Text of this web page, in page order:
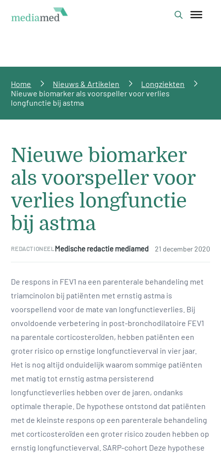
Home Nieuws & Artikelen
Longziekten
Nieuwe biomarker als voorspeller voor verlies
longfunctie bij astma
Nieuwe biomarker
als voorspeller voor
verlies longfunctie
bij astma
REDACTIONEEL Medische redactie mediamed 21 december 2020
De respons in FEV1 na een parenterale behandeling met
triamcinolon bij patiënten met ernstig astma is
voorspellend voor de mate van longfunctieverlies. Bij
onvoldoende verbetering in post-bronchodilatoire FEV1
na parentale corticosteroïden, hebben patiënten een
groter risico op ernstige longfunctieverval in vier jaar.
Het is nog altijd onduidelijk waarom sommige patiënten
met matig tot ernstig astma persisterend
longfunctieverlies hebben over de jaren, ondanks
optimale therapie. De hypothese ontstond dat patiënten
met de kleinste respons op een parenterale behandeling
met corticosteroïden een groter risico zouden hebben op
ernstig longfunctieverval. SARP-cohort Deze hypothese